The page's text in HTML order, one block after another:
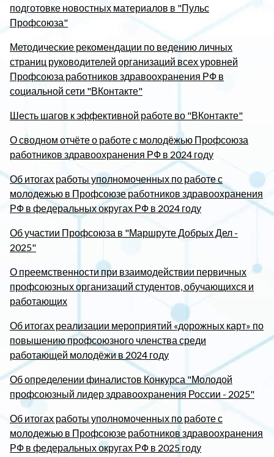
подготовке новостных материалов в "Пульс
Профсоюза"
Методические рекомендации по ведению личных
страниц руководителей организаций всех уровней
Профсоюза работников здравоохранения РФ в
социальной сети "ВКонтакте"
Шесть шагов к эффективной работе во "ВКонтакте"
О сводном отчёте о работе с молодёжью Профсоюза
работников здравоохранения РФ в 2024 году
Об итогах работы уполномоченных по работе с
молодежью в Профсоюзе работников здравоохранения
РФ в федеральных округах РФ в 2024 году
Об участии Профсоюза в "Маршруте Добрых Дел -
2025"
О преемственности при взаимодействии первичных
профсоюзных организаций студентов, обучающихся и
работающих
Об итогах реализации мероприятий «дорожных карт» по
повышению профсоюзного членства среди
работающей молодёжи в 2024 году
Об определении финалистов Конкурса "Молодой
профсоюзный лидер здравоохранения России - 2025"
Об итогах работы уполномоченных по работе с
молодежью в Профсоюзе работников здравоохранения
РФ в федеральных округах РФ в 2025 году